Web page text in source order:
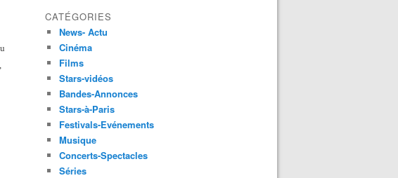
CATÉGORIES
News- Actu
Cinéma
Films
Stars-vidéos
Bandes-Annonces
Stars-à-Paris
Festivals-Evénements
Musique
Concerts-Spectacles
Séries